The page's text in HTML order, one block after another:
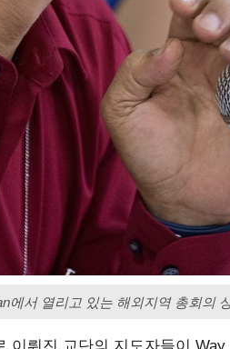
서 열리고 있는 해외지역 총회의
이뤄진 교단의 지도자들이